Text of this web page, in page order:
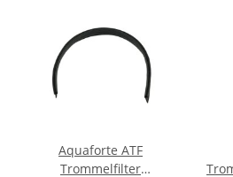
Aquaforte ATF
Trommelfilter